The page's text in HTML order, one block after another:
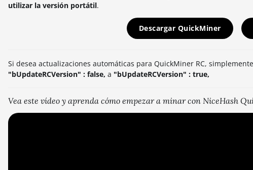
utilizar la versión portátil.
Descargar QuickMiner
Si desea actualizaciones automáticas para QuickMiner RC,
"bUpdateRCVersion" : false, a "bUpdateRCVersion" : true,
Vea este vídeo y aprenda cómo empezar a minar con NiceHash